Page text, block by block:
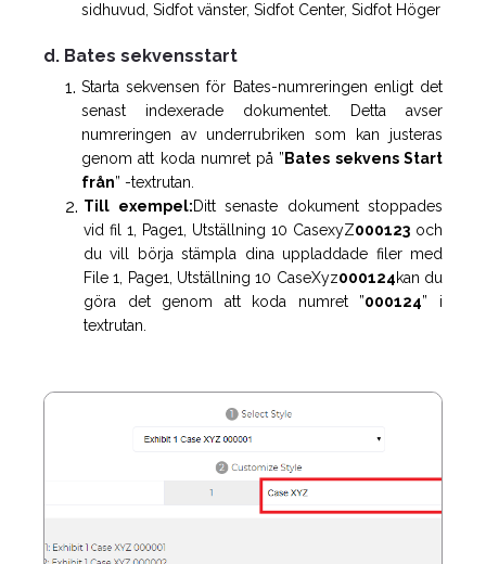
sidhuvud, Sidfot vänster, Sidfot Center, Sidfot Höger
d. Bates sekvensstart
Starta sekvensen för Bates-numreringen enligt det
senast indexerade dokumentet. Detta avser
numreringen av underrubriken som kan justeras
genom att koda numret på ” Bates sekvens Start
från” -textrutan.
Till exempel:Ditt senaste dokument stoppades
vid fil 1, Page1, Utställning 10 CasexyZ000123 och
du vill börja stämpla dina uppladdade filer med
File 1, Page1, Utställning 10 CaseXyz000124kan du
göra det genom att koda numret ”000124” i
textrutan.